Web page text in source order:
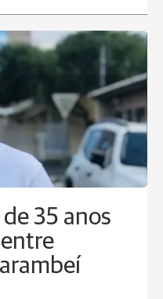
35 anos